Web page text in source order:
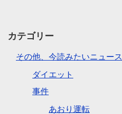
カテゴリー
その他、今読みたいニュース
ダイエット
事件
あおり運転